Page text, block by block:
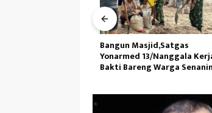
Bangun Masjid,Satgas
Yonarmed 13/Nanggala Kerja
Bakti Bareng Warga Senaning